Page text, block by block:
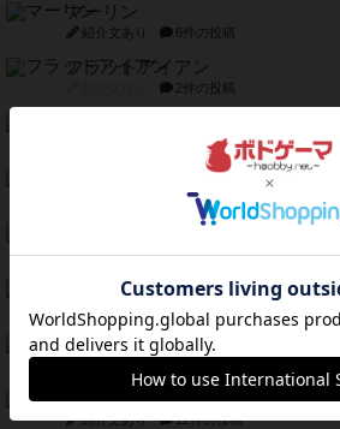
マーリン
紹介文あり 6件の投稿
フラットアイアン
2件の投稿
1件の投稿
アンブッシュ！：ムーブアウト！
1件の投稿
紹介文なし 2件の投稿
ガルフストライク
エコーズ・オブ・タイム
スカルキング
紹介文あり 12件の投稿